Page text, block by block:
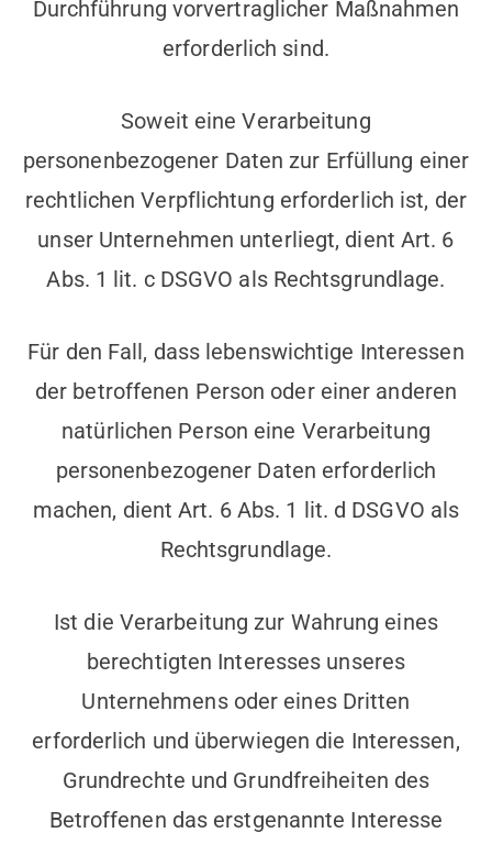
Durchführung vorvertraglicher Maßnahmen
erforderlich sind.
Soweit eine Verarbeitung
personenbezogener Daten zur Erfüllung einer
rechtlichen Verpflichtung erforderlich ist, der
unser Unternehmen unterliegt, dient Art. 6
Abs. 1 lit. c DSGVO als Rechtsgrundlage.
Für den Fall, dass lebenswichtige Interessen
der betroffenen Person oder einer anderen
natürlichen Person eine Verarbeitung
personenbezogener Daten erforderlich
machen, dient Art. 6 Abs. 1 lit. d DSGVO als
Rechtsgrundlage.
Ist die Verarbeitung zur Wahrung eines
berechtigten Interesses unseres
Unternehmens oder eines Dritten
erforderlich und überwiegen die Interessen,
Grundrechte und Grundfreiheiten des
Betroffenen das erstgenannte Interesse